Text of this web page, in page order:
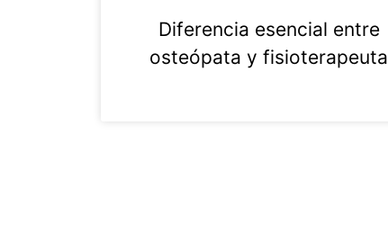
Diferencia esencial entre
osteópata y fisioterapeuta